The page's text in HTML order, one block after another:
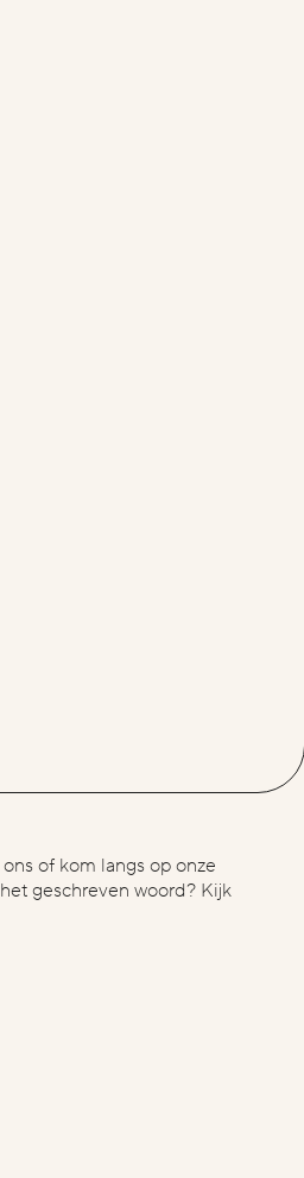
of kom langs op onze
geschreven woord? Kijk